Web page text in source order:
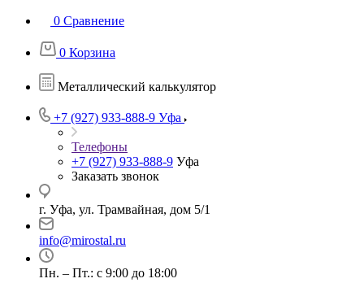
0 Сравнение
0 Корзина
Металлический калькулятор
+7 (927) 933-888-9 Уфа
Телефоны
+7 (927) 933-888-9 Уфа
Заказать звонок
г. Уфа, ул. Трамвайная, дом 5/1
info@mirostal.ru
Пн. – Пт.: с 9:00 до 18:00